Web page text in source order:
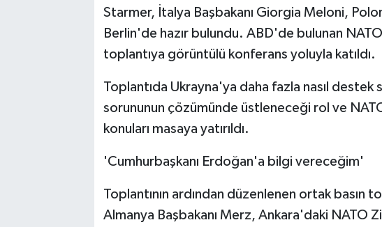
Starmer, İtalya Başbakanı Giorgia Meloni,
Berlin'de hazır bulundu. ABD'de bulunan
toplantıya görüntülü konferans yoluyla katıldı.
Toplantıda Ukrayna'ya daha fazla nasıl destek
sorununun çözümünde üstleneceği rol ve
konuları masaya yatırıldı.
'Cumhurbaşkanı Erdoğan'a bilgi vereceğim'
Toplantının ardından düzenlenen ortak basın
Almanya Başbakanı Merz, Ankara'daki NATO